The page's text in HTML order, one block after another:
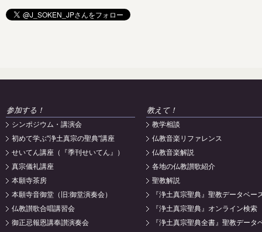
参加する！
シンポジウム・講演会
初めて学ぶ"浄土真宗の聖典"講座
せいてん講座（『季刊せいてん』）
真宗儀礼講座
本願寺茶房
本願寺音御堂（旧:御堂演奏会）
仏教讃歌合唱講習会
御正忌報恩講奉讃演奏会
教えて！
教学相談
仏教音楽リファレンス
仏教音楽解説
各地の仏教讃歌紹介
聖教解説
『浄土真宗聖典』聖教データベー
『浄土真宗聖典』オンライン検索
『浄土真宗聖典全書』聖教データ